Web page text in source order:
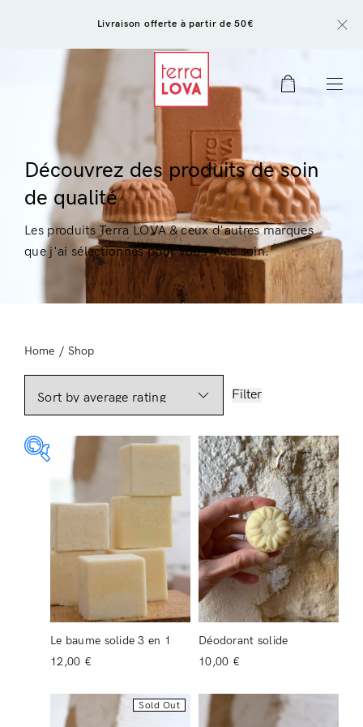
Livraison offerte à partir de 50€
Login
Lost Password?
Remember Me
Découvrez des produits de soin
de qualité
Les produits Terra LOVA & ceux d'autres marques
que j'ai sélectionnés pour vous avec soin.
Home / Shop
Filter
18 €
On sale(0)
Product tags
Product color
Le baume solide 3 en 1
12,00 €
Déodorant solide
10,00 €
Sold Out